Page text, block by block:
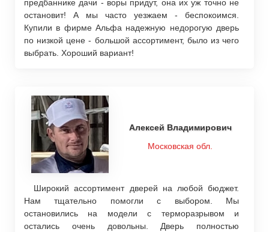
предбаннике дачи - воры придут, она их уж точно не
остановит! А мы часто уезжаем - беспокоимся.
Купили в фирме Альфа надежную недорогую дверь
по низкой цене - большой ассортимент, было из чего
выбрать. Хороший вариант!
Алексей Владимирович
Московская обл.
Широкий ассортимент дверей на любой бюджет.
Нам тщательно помогли с выбором. Мы
остановились на модели с терморазрывом и
остались очень довольны. Дверь полностью